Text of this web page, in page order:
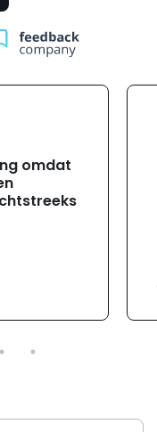
omdat